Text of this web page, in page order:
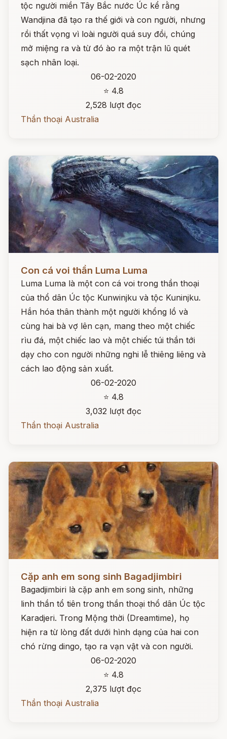
tộc người miền Tây Bắc nước Úc kể rằng
Wandjina đã tạo ra thế giới và con người, nhưng
rồi thất vọng vì loài người quá suy đồi, chúng
mở miệng ra và từ đó ào ra một trận lũ quét
sạch nhân loại.
06-02-2020
⭐ 4.8
2,528 lượt đọc
Thần thoại Australia
Con cá voi thần Luma Luma
Luma Luma là một con cá voi trong thần thoại
của thổ dân Úc tộc Kunwinjku và tộc Kuninjku.
Hắn hóa thân thành một người khổng lồ và
cùng hai bà vợ lên cạn, mang theo một chiếc
rìu đá, một chiếc lao và một chiếc túi thần tới
dạy cho con người những nghi lễ thiêng liêng và
cách lao động sản xuất.
06-02-2020
⭐ 4.8
3,032 lượt đọc
Thần thoại Australia
Cặp anh em song sinh Bagadjimbiri
Bagadjimbiri là cặp anh em song sinh, những
linh thần tổ tiên trong thần thoại thổ dân Úc tộc
Karadjeri. Trong Mộng thời (Dreamtime), họ
hiện ra từ lòng đất dưới hình dạng của hai con
chó rừng dingo, tạo ra vạn vật và con người.
06-02-2020
⭐ 4.8
2,375 lượt đọc
Thần thoại Australia